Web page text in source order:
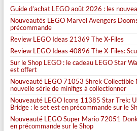
Guide d’achat LEGO août 2026 : les
Nouveautés LEGO Marvel Avengers
précommande
Review LEGO Ideas 21369 The X-Files
Review LEGO Ideas 40896 The X-Files:
Sur le Shop LEGO : le cadeau LEGO Star
est offert
Nouveauté LEGO 71053 Shrek Collectible
nouvelle série de minifigs à collectionner
Nouveauté LEGO Icons 11385 Star Trek:
Bridge : le set est en précommande sur le
Nouveauté LEGO Super Mario 72051
en précommande sur le Shop